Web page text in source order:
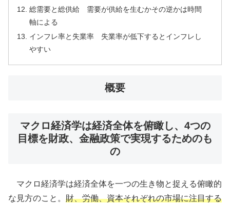
総需要と総供給 需要が供給を生むかその逆かは時間
軸による
インフレ率と失業率 失業率が低下するとインフレし
やすい
概要
マクロ経済学は経済全体を俯瞰し、4つの
目標を財政、金融政策で実現するためのも
の
マクロ経済学は経済全体を一つの生き物と捉える俯瞰的
な見方のこと。 財、労働、資本それぞれの市場に注目する